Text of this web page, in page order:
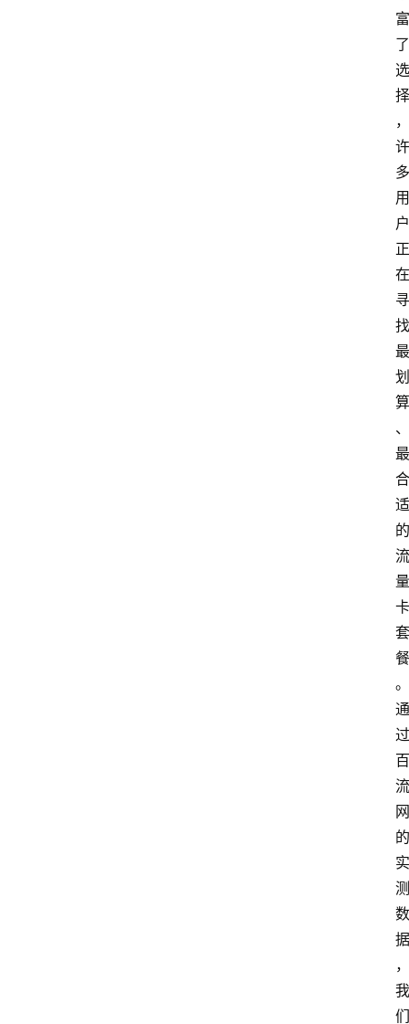
富
了
选
择
，
许
多
用
户
正
在
寻
找
最
划
算
、
最
合
适
的
流
量
卡
套
餐
。
通
过
百
流
网
的
实
测
数
据
，
我
们